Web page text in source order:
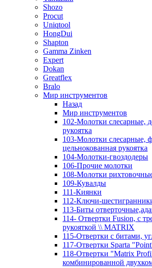
Shozo
Procut
Uniqtool
HongDui
Shapton
Gamma Zinken
Expert
Dokan
Greatflex
Bralo
Мир инструментов
Назад
Мир инструментов
102-Молотки слесарные,
рукоятка
103-Молотки слесарные,
цельнокованная рукоятка
104-Молотки-гвоздодеры
106-Прочие молотки
108-Молотки
109-Кувалды
111-Киянки
112-Ключи-
113-Биты
114- Отвертки Fusion, c
рукояткой \\ MATRIX
115-Отвертки с битами,
117-Отвертки Sparta
118-Отвертки "Matrix
комбинированной